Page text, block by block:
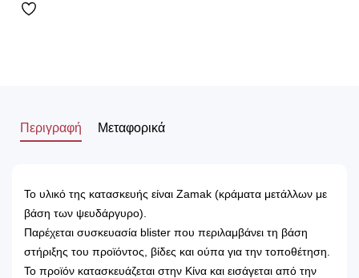
Περιγραφή Μεταφορικά
Το υλικό της κατασκευής είναι Zamak (κράματα μετάλλων με
βάση των ψευδάργυρο).
Παρέχεται συσκευασία blister που περιλαμβάνει τη βάση
στήριξης του προϊόντος, βίδες και ούπα για την τοποθέτηση.
Το προϊόν κατασκευάζεται στην Κίνα και εισάγεται από την